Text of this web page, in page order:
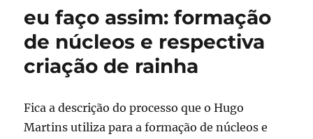
eu faço assim: formação
de núcleos e respectiva
criação de rainha
Fica a descrição do processo que o Hugo
Martins utiliza para a formação de núcleos e